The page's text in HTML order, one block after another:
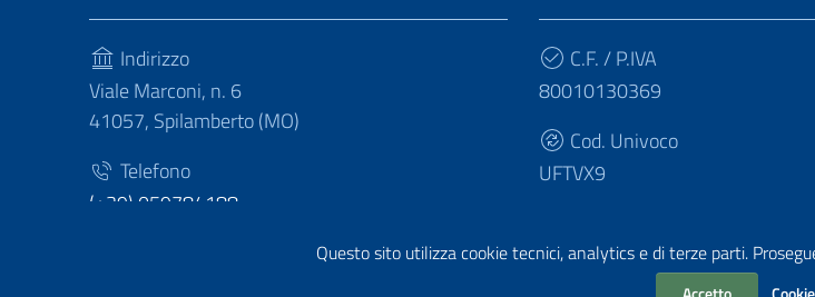
Questo sito utilizza cookie tecnici, analytics e di terze parti.
Indirizzo
Viale Marconi, n. 6
41057, Spilamberto (MO)
Telefono
(+39) 059784188
C.F. / P.IVA
80010130369
Cod. Univoco
UFTVX9